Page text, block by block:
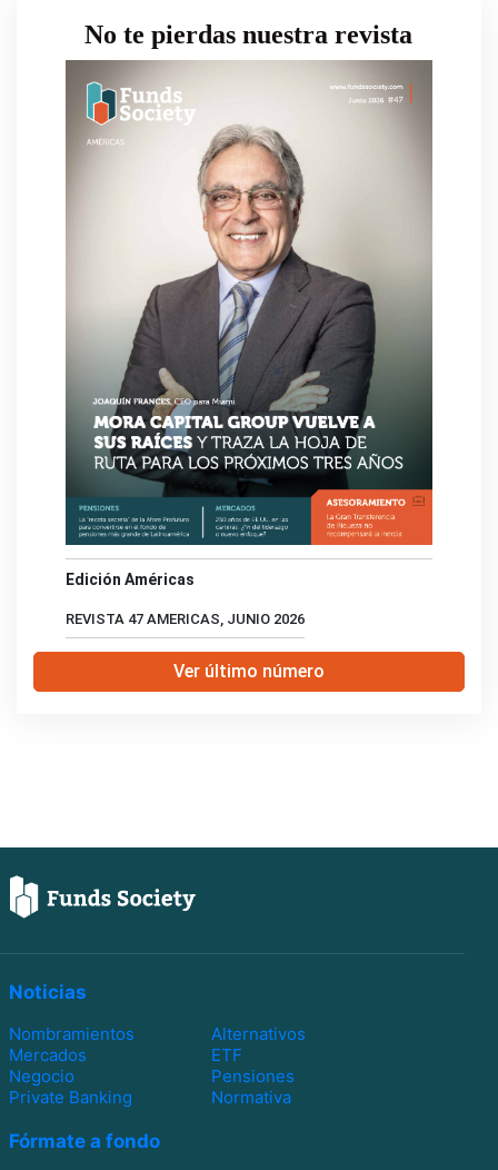
No te pierdas nuestra revista
Edición Américas
REVISTA 47 AMERICAS, JUNIO 2026
Ver último número
Noticias
Nombramientos
Alternativos
Mercados
ETF
Negocio
Pensiones
Private Banking
Normativa
Fórmate a fondo